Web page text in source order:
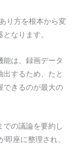
り方を根本から変
なります。
は、録画データ
するため、たと
できるのが最大の
での議論を要約し
座に整理され、